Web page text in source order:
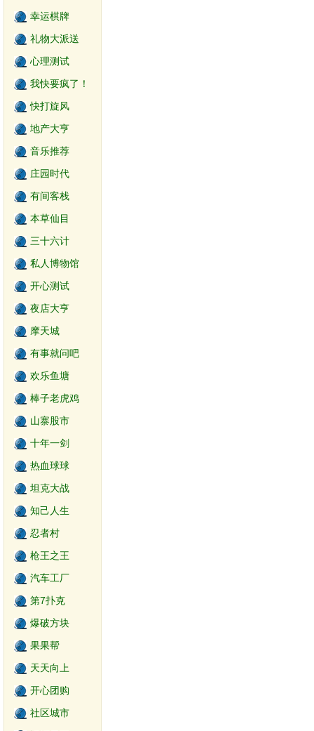
幸运棋牌
礼物大派送
心理测试
我快要疯了！
快打旋风
地产大亨
音乐推荐
庄园时代
有间客栈
本草仙目
三十六计
私人博物馆
开心测试
夜店大亨
摩天城
有事就问吧
欢乐鱼塘
棒子老虎鸡
山寨股市
十年一剑
热血球球
坦克大战
知己人生
忍者村
枪王之王
汽车工厂
第7扑克
爆破方块
果果帮
天天向上
开心团购
社区城市